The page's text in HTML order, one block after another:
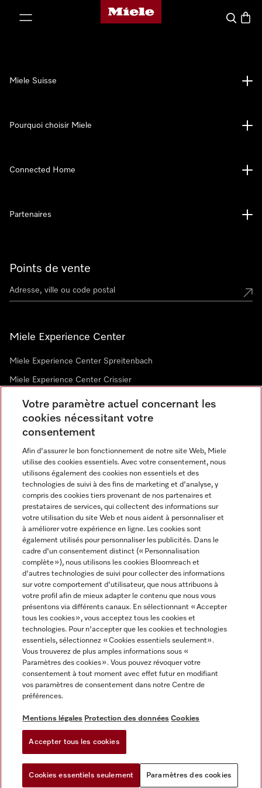
Page d'accueil de Miele
Search
Points de vente
Miele Experience Center
Miele Experience Center Spreitenbach
Miele Experience Center Crissier
Newsletter
Langue
FRANÇAIS
Miele Suisse
Pourquoi choisir Miele
Connected Home
Partenaires
Mentions légales
CGV
Protection des données
Paramètres des cookies
Miele sur Youtube
Votre paramètre actuel concernant les
cookies nécessitant votre
consentement
Afin d'assurer le bon fonctionnement de notre site Web, Miele
utilise des cookies essentiels. Avec votre consentement, nous
utilisons également des cookies non essentiels et des
technologies de suivi à des fins de marketing et d'analyse, y
compris des cookies tiers provenant de nos partenaires et
prestataires de services, qui collectent des informations sur
votre utilisation du site Web et nous aident à personnaliser et
à améliorer votre expérience en ligne. Les cookies sont
également utilisés pour personnaliser les publicités. Dans le
cadre d'un consentement distinct (« Personnalisation
complète »), nous utilisons les cookies Bloomreach et
d'autres technologies de suivi pour collecter des informations
sur votre comportement d'utilisateur, que nous attribuons à
votre profil afin de mieux adapter le contenu que nous vous
présentons via différents canaux. En sélectionnant « Accepter
tous les cookies », vous acceptez tous les cookies et
technologies. Pour n'accepter que les cookies et technologies
essentiels, sélectionnez « Cookies essentiels seulement».
Vous trouverez de plus amples informations sous «
Paramètres des cookies ». Vous pouvez révoquer votre
consentement à tout moment avec effet futur en modifiant
vos paramètres de consentement dans notre Centre de
préférences.
Mentions légales Protection des données Cookies
Accepter tous les cookies
Cookies essentiels seulement Paramètres des cookies